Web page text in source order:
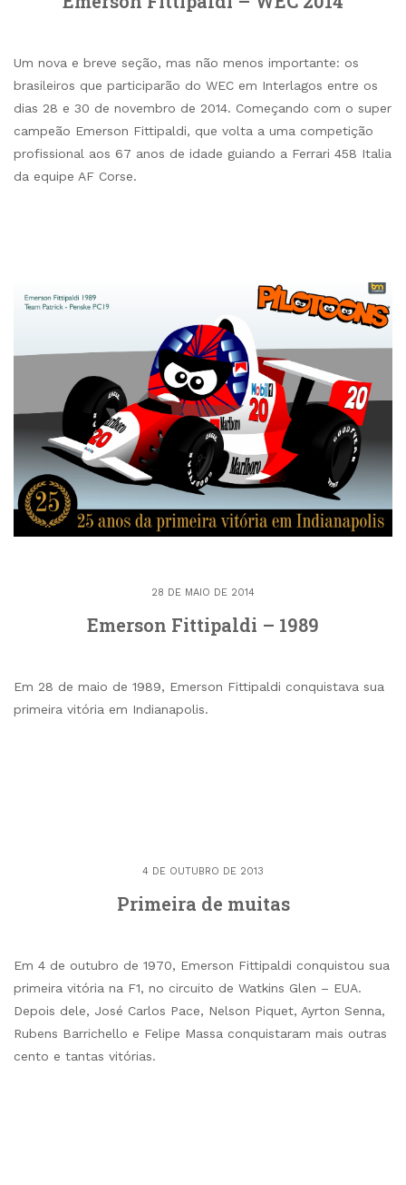
Um nova e breve seção, mas não menos importante: os
brasileiros que participarão do WEC em Interlagos entre os
dias 28 e 30 de novembro de 2014. Começando com o super
campeão Emerson Fittipaldi, que volta a uma competição
profissional aos 67 anos de idade guiando a Ferrari 458 Italia
da equipe AF Corse.
28 DE MAIO DE 2014
Emerson Fittipaldi – 1989
Em 28 de maio de 1989, Emerson Fittipaldi conquistava sua
primeira vitória em Indianapolis.
4 DE OUTUBRO DE 2013
Primeira de muitas
Em 4 de outubro de 1970, Emerson Fittipaldi conquistou sua
primeira vitória na F1, no circuito de Watkins Glen – EUA.
Depois dele, José Carlos Pace, Nelson Piquet, Ayrton Senna,
Rubens Barrichello e Felipe Massa conquistaram mais outras
cento e tantas vitórias.